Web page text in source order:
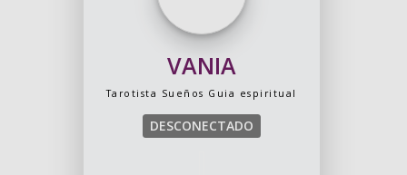
VANIA
Tarotista Sueños Guia espiritual
DESCONECTADO